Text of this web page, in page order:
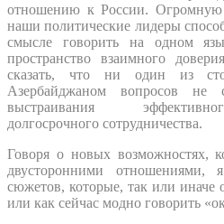
отношению к России. Огромную
наши политические лидеры
смысле говорить на одном
пространство взаимного
сказать, что ни один из
Азербайджаном вопросов не
выстраивания
долгосрочного сотрудничества.
Говоря о новых возможностях,
двусторонними
сюжетов, которые, так или иначе
или как сейчас модно говорить